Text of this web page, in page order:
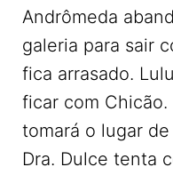
Andrômeda
galeria para sair
fica arrasado.
ficar com
tomará o lugar
Dra. Dulce tenta